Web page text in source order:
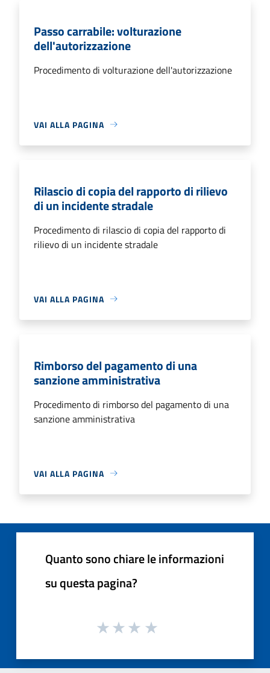
Passo carrabile: volturazione
dell'autorizzazione
Procedimento di volturazione dell'autorizzazione
VAI ALLA PAGINA
Rilascio di copia del rapporto di rilievo
di un incidente stradale
Procedimento di rilascio di copia del rapporto di
rilievo di un incidente stradale
VAI ALLA PAGINA
Rimborso del pagamento di una
sanzione amministrativa
Procedimento di rimborso del pagamento di una
sanzione amministrativa
VAI ALLA PAGINA
Quanto sono chiare le informazioni
su questa pagina?